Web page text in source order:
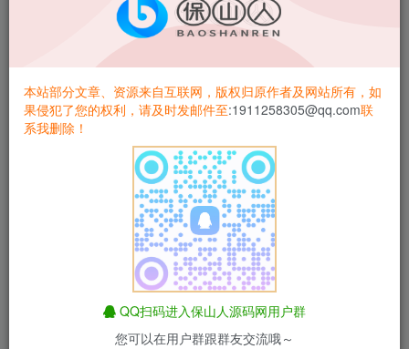
本站部分文章、资源来自互联网，版权归原作者及网站所有，如
果侵犯了您的权利，请及时发邮件至:1911258305@qq.com联
系我删除！
QQ扫码进入保山人源码网用户群
您可以在用户群跟群友交流哦～